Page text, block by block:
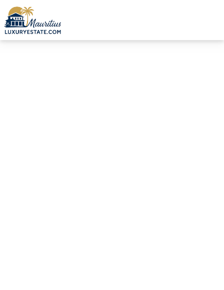
Vente Appartement Grand Baie 585 000 € | MZIMC1012